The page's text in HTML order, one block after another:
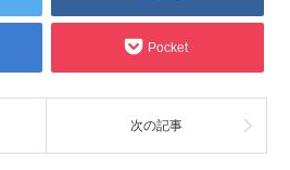
Pocket
次の記事